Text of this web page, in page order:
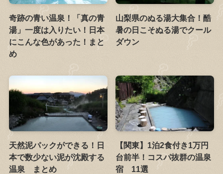
奇跡の青い温泉！「真の青
湯」一度は入りたい！日本
にこんな色があった！まと
め
山梨県のぬる湯大集合！酷
暑の日こそぬる湯でクール
ダウン
天然泥パックができる！日
本で数少ない泥が沈殿する
温泉 まとめ
【関東】1泊2食付き1万円
台前半！コスパ抜群の温泉
宿 11選